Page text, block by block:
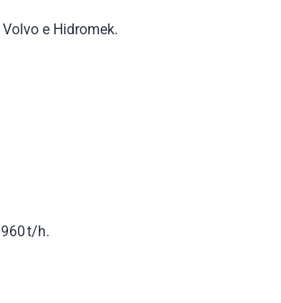
e Hidromek.
t/h.